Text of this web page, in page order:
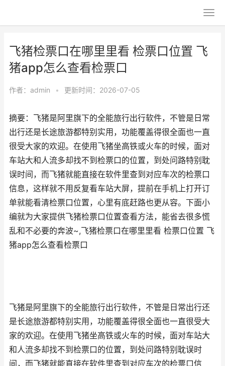
飞猪检票口在哪里里看 检票口位置 飞
猪app怎么查看检票口
作者： admin • 更新时间：2026-07-05
摘要：飞猪是阿里旗下的全能旅行出行软件，不管是日常
出行还是长途旅游都特别实用，功能覆盖得很全面也一直
很受大家的欢迎。在使用飞猪坐高铁或火车的时候，面对
车站大和人流多却找不到检票口的位置，到处问路特别耽
误时间，而飞猪就能直接在软件里查到对应车次的检票口
信息，这样就不用反复看车站大屏，提前在手机上打开订
单就能看清检票口位置，心里有底赶路也更从容。下面小
编就为大家提供飞猪检票口位置查看方法，能省去很多慌
乱和不必要的奔波~,飞猪检票口在哪里里看 检票口位置 飞
猪app怎么查看检票口
飞猪是阿里旗下的全能旅行出行软件，不管是日常出行还
是长途旅游都特别实用，功能覆盖得很全面也一直很受大
家的欢迎。在使用飞猪坐高铁或火车的时候，面对车站大
和人流多却找不到检票口的位置，到处问路特别耽误时
间，而飞猪就能直接在软件里查到对应车次的检票口信